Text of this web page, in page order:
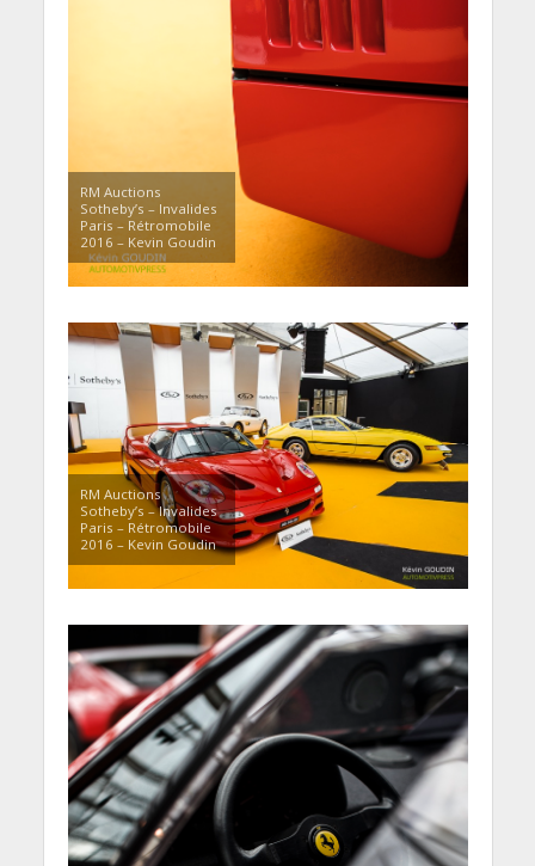
RM Auctions
Sotheby’s – Invalides
Paris – Rétromobile
2016 – Kevin Goudin
RM Auctions
Sotheby’s – Invalides
Paris – Rétromobile
2016 – Kevin Goudin